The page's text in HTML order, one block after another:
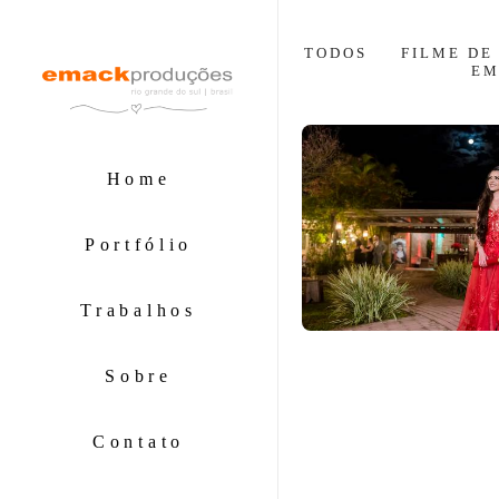
Home
Portfólio
Trabalhos
Sobre
Contato
TODOS
FILME DE